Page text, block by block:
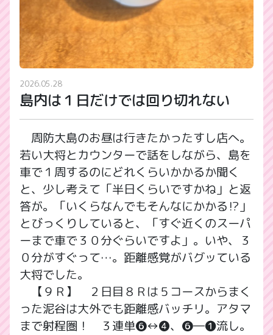
2026.05.28
島内は１日だけでは回り切れない
周防大島のお昼は行きたかったすし店へ。
若い大将とカウンターで話をしながら、島を
車で１周するのにどれくらいかかるか聞く
と、少し考えて「半日くらいですかね」と返
答が。「いくらなんでもそんなにかかる⁉」
とびっくりしていると、「すぐ近くのスーパ
ーまで車で３０分ぐらいですよ」。いや、３
０分がすぐって…。距離感覚がバグッている
大将でした。
【９Ｒ】 ２日目８Ｒは５コースからまく
った泥谷は大外でも距離感バッチリ。アタマ
まで射程圏！ ３連単❻↔❹、❻―❶流し。